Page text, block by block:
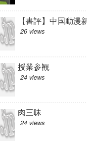
【書評】中国動漫
26 views
授業参観
24 views
肉三昧
24 views